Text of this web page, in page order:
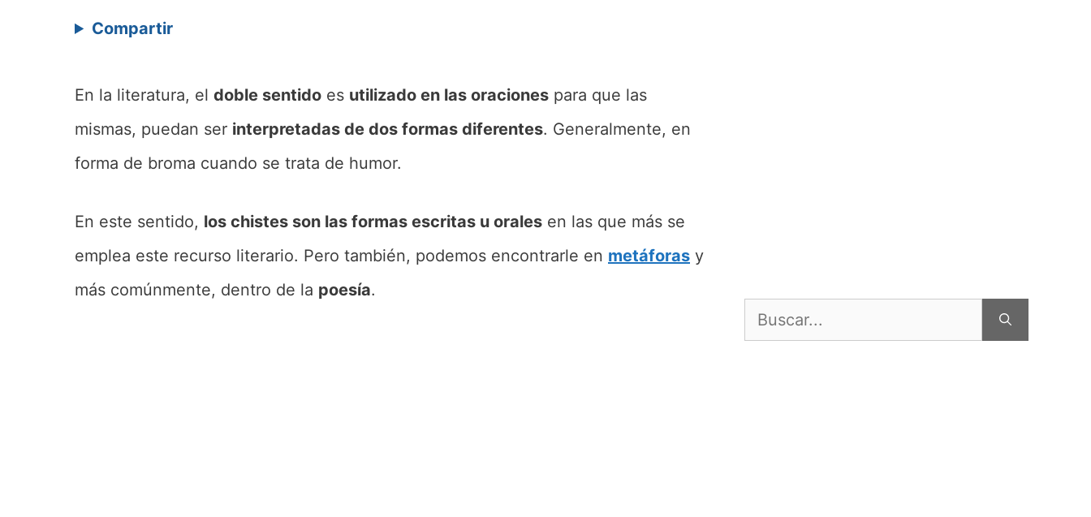
Compartir
En la literatura, el doble sentido es utilizado en las oraciones para que las
mismas, puedan ser interpretadas de dos formas diferentes. Generalmente, en
forma de broma cuando se trata de humor.
En este sentido, los chistes son las formas escritas u orales en las que más se
emplea este recurso literario. Pero también, podemos encontrarle en metáforas y
más comúnmente, dentro de la poesía.
Buscar: